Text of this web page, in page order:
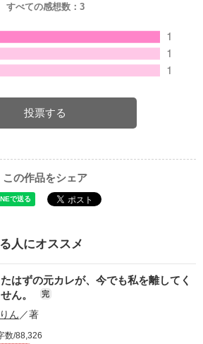
すべての感想数： 3
投票する
この作品をシェア
人にオススメ
はずの元カレが、今でも私を離してく
ん。
完
ん ／著
数/88,326